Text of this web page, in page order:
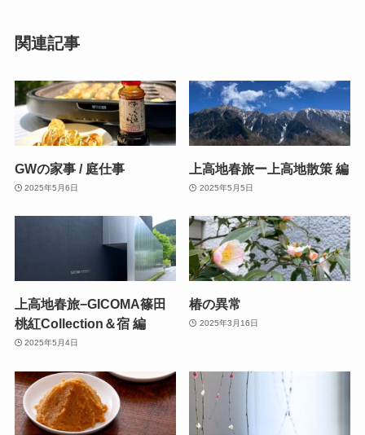
関連記事
GWの家事 / 庭仕事
2025年5月6日
上高地春旅ー上高地散策 編
2025年5月5日
上高地春旅−GICOMA篠田
桃紅Collection＆宿 編
2025年5月4日
椿の異常
2025年3月16日